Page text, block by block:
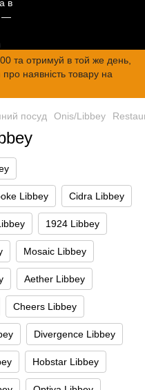
та отримуй в той же день,
наявність товару на
посуд Onis/Libbey
Libbey Cidra Libbey
1924 Libbey
Mosaic Libbey
Aether Libbey
Cheers Libbey
Divergence Libbey
Hobstar Libbey